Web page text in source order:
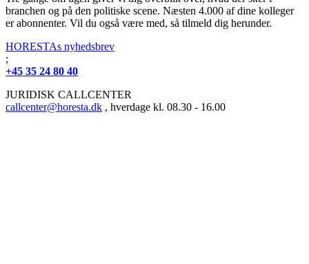
branchen og på den politiske scene. Næsten 4.000 af dine kolleger
er abonnenter. Vil du også være med, så tilmeld dig herunder.
HORESTAs nyhedsbrev
;
+45 35 24 80 40
JURIDISK CALLCENTER
callcenter@horesta.dk , hverdage kl. 08.30 - 16.00